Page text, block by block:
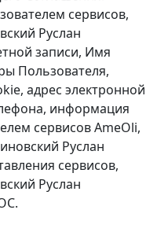
сервисов,
Руслан
записи, Имя
Пользователя,
адрес электронной
информация
сервисов AmeOli,
Руслан
сервисов,
Руслан